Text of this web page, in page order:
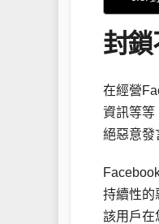
封
在經營
資訊等等
絕惡意發
持續性的
該用戶在